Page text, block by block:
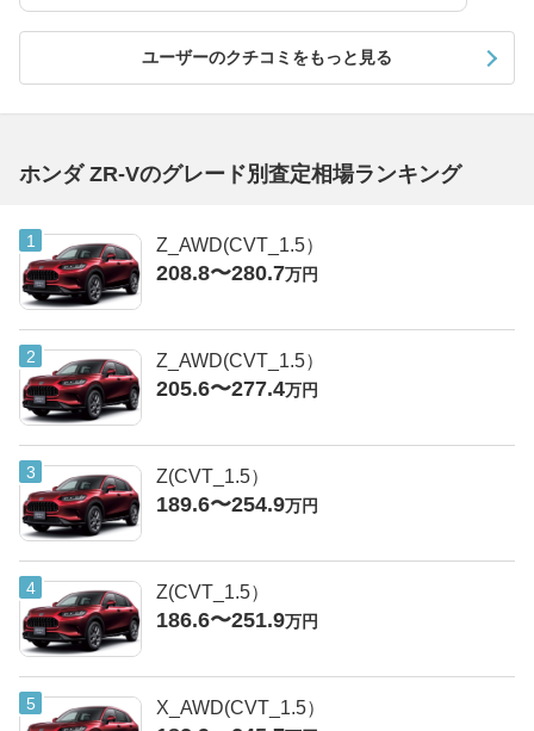
ユーザーのクチコミをもっと見る
ホンダ ZR-Vのグレード別査定相場ランキング
Z_AWD(CVT_1.5）
208.8〜280.7万円
Z_AWD(CVT_1.5）
205.6〜277.4万円
Z(CVT_1.5）
189.6〜254.9万円
Z(CVT_1.5）
186.6〜251.9万円
X_AWD(CVT_1.5）